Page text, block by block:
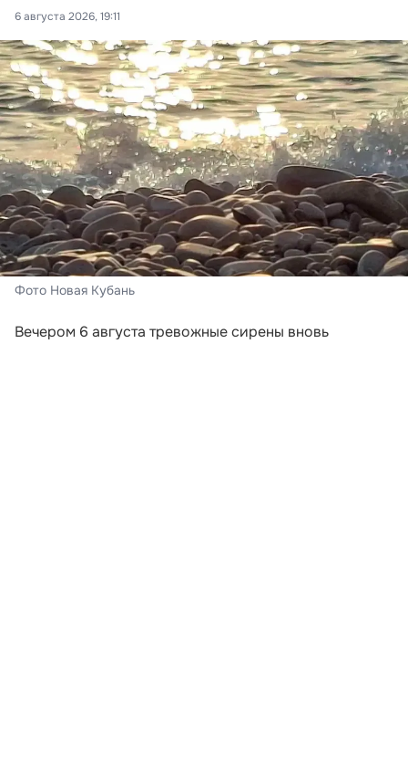
6 августа 2026, 19:11
Фото Новая Кубань
Вечером 6 августа тревожные сирены вновь